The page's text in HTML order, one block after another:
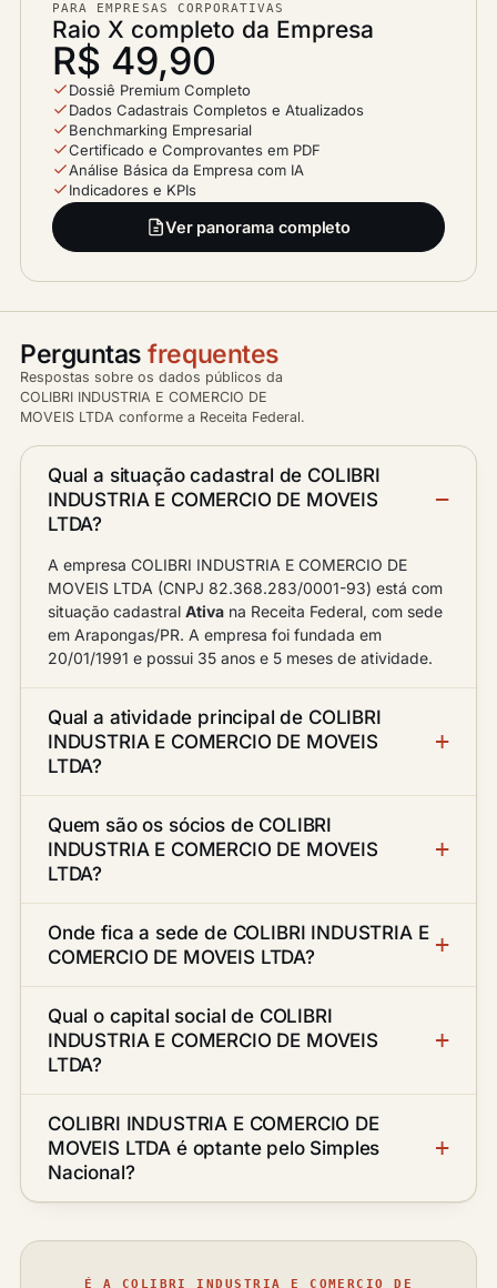
PARA EMPRESAS CORPORATIVAS
Raio X completo da Empresa
R$ 49,90
Dossiê Premium Completo
Dados Cadastrais Completos e Atualizados
Benchmarking Empresarial
Certificado e Comprovantes em PDF
Análise Básica da Empresa com IA
Indicadores e KPIs
Ver panorama completo
Perguntasfrequentes
Respostas sobre os dados públicos da
COLIBRI INDUSTRIA E COMERCIO DE
MOVEIS LTDA conforme a Receita Federal.
Qual a situação cadastral de COLIBRI
INDUSTRIA E COMERCIO DE MOVEIS
LTDA?
A empresa COLIBRI INDUSTRIA E COMERCIO DE
MOVEIS LTDA (CNPJ 82.368.283/0001-93) está com
situação cadastral Ativa na Receita Federal, com sede
em Arapongas/PR. A empresa foi fundada em
20/01/1991 e possui 35 anos e 5 meses de atividade.
Qual a atividade principal de COLIBRI
INDUSTRIA E COMERCIO DE MOVEIS
LTDA?
Quem são os sócios de COLIBRI
INDUSTRIA E COMERCIO DE MOVEIS
LTDA?
Onde fica a sede de COLIBRI INDUSTRIA E
COMERCIO DE MOVEIS LTDA?
Qual o capital social de COLIBRI
INDUSTRIA E COMERCIO DE MOVEIS
LTDA?
COLIBRI INDUSTRIA E COMERCIO DE
MOVEIS LTDA é optante pelo Simples
Nacional?
É A COLIBRI INDUSTRIA E COMERCIO DE